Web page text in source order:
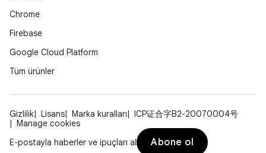
Chrome
Firebase
Google Cloud Platform
Tüm ürünler
Gizlilik Lisans Marka kuralları
ICP证合字B2-20070004号
Manage cookies
E-postayla haberler ve ipuçları al
Abone ol